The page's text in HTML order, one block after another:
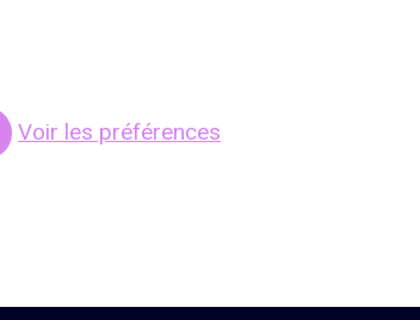
Voir les préférences